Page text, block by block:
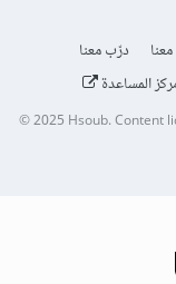
درّب معنا
المساعدة
© 2025Hsoub.Content